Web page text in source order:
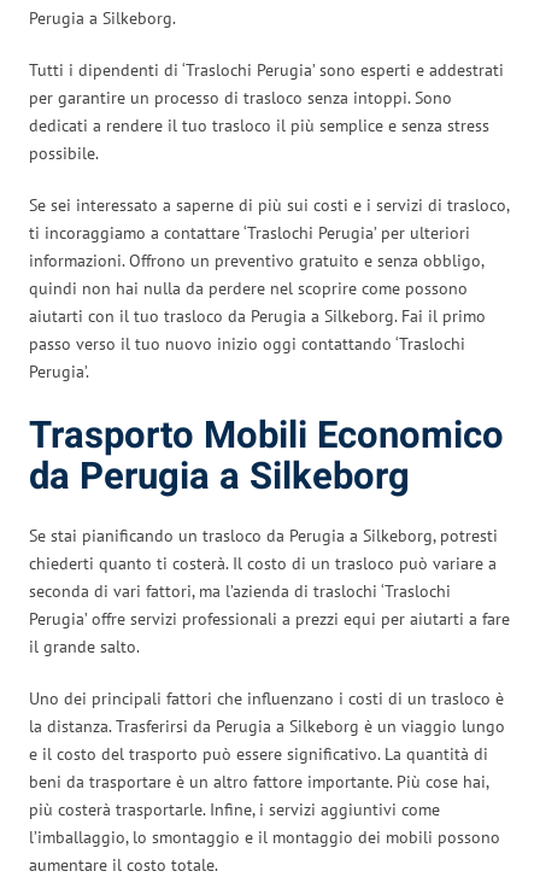
Perugia a Silkeborg.
Tutti i dipendenti di ‘Traslochi Perugia’ sono esperti e addestrati
per garantire un processo di trasloco senza intoppi. Sono
dedicati a rendere il tuo trasloco il più semplice e senza stress
possibile.
Se sei interessato a saperne di più sui costi e i servizi di trasloco,
ti incoraggiamo a contattare ‘Traslochi Perugia’ per ulteriori
informazioni. Offrono un preventivo gratuito e senza obbligo,
quindi non hai nulla da perdere nel scoprire come possono
aiutarti con il tuo trasloco da Perugia a Silkeborg. Fai il primo
passo verso il tuo nuovo inizio oggi contattando ‘Traslochi
Perugia’.
Trasporto Mobili Economico
da Perugia a Silkeborg
Se stai pianificando un trasloco da Perugia a Silkeborg, potresti
chiederti quanto ti costerà. Il costo di un trasloco può variare a
seconda di vari fattori, ma l’azienda di traslochi ‘Traslochi
Perugia’ offre servizi professionali a prezzi equi per aiutarti a fare
il grande salto.
Uno dei principali fattori che influenzano i costi di un trasloco è
la distanza. Trasferirsi da Perugia a Silkeborg è un viaggio lungo
e il costo del trasporto può essere significativo. La quantità di
beni da trasportare è un altro fattore importante. Più cose hai,
più costerà trasportarle. Infine, i servizi aggiuntivi come
l’imballaggio, lo smontaggio e il montaggio dei mobili possono
aumentare il costo totale.